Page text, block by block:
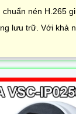
nén H.265
lưu trữ. Với khả